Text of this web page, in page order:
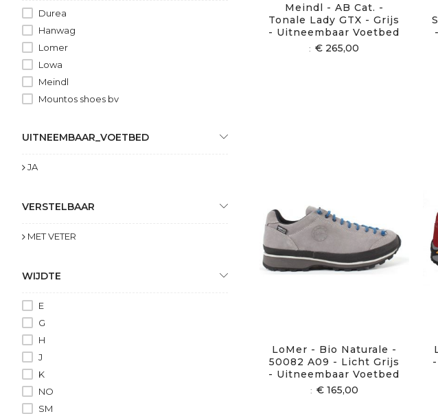
Meindl - AB Cat. -
Tonale Lady GTX - Grijs
- Uitneembaar Voetbed
€ 265,00
LoMer - Bio Naturale -
50082 A09 - Licht Grijs
- Uitneembaar Voetbed
€ 165,00
Durea
Hanwag
Lomer
Lowa
Meindl
Mountos shoes bv
UITNEEMBAAR_VOETBED
JA
VERSTELBAAR
MET VETER
WIJDTE
E
G
H
J
K
NO
SM